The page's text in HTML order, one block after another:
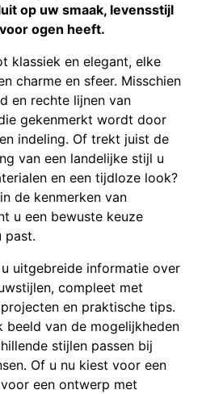
op uw smaak, levensstijl
ogen heeft.
klassiek en elegant, elke
charme en sfeer. Misschien
en rechte lijnen van
gekenmerkt wordt door
indeling. Of trekt juist de
van een landelijke stijl u
en een tijdloze look?
de kenmerken van
u een bewuste keuze
past.
uitgebreide informatie over
compleet met
en praktische tips.
beeld van de mogelijkheden
stijlen passen bij
Of u nu kiest voor een
een ontwerp met